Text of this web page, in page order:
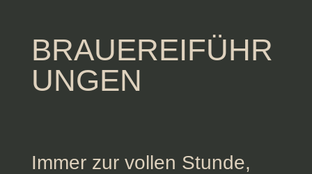
BRAUEREIFÜHR
UNGEN
Immer zur vollen Stunde,